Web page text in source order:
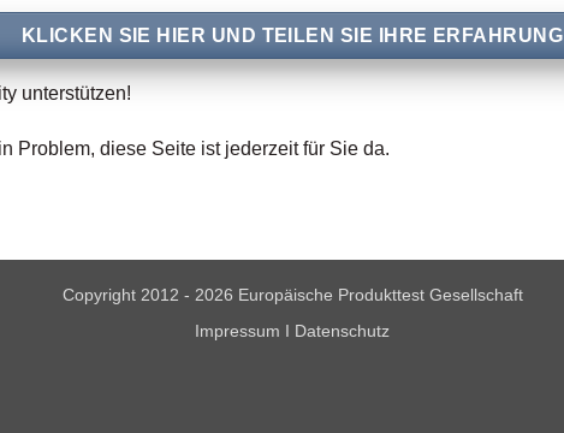
KLICKEN SIE HIER UND TEILEN SIE IHRE ERFAHRUNG
unterstützen!
Problem, diese Seite ist jederzeit für Sie da.
Copyright 2012 - 2026 Europäische Produkttest Gesellschaft
Impressum I Datenschutz